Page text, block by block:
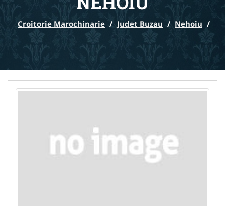
Croitorie Marochinarie / Judet Buzau / Nehoiu /